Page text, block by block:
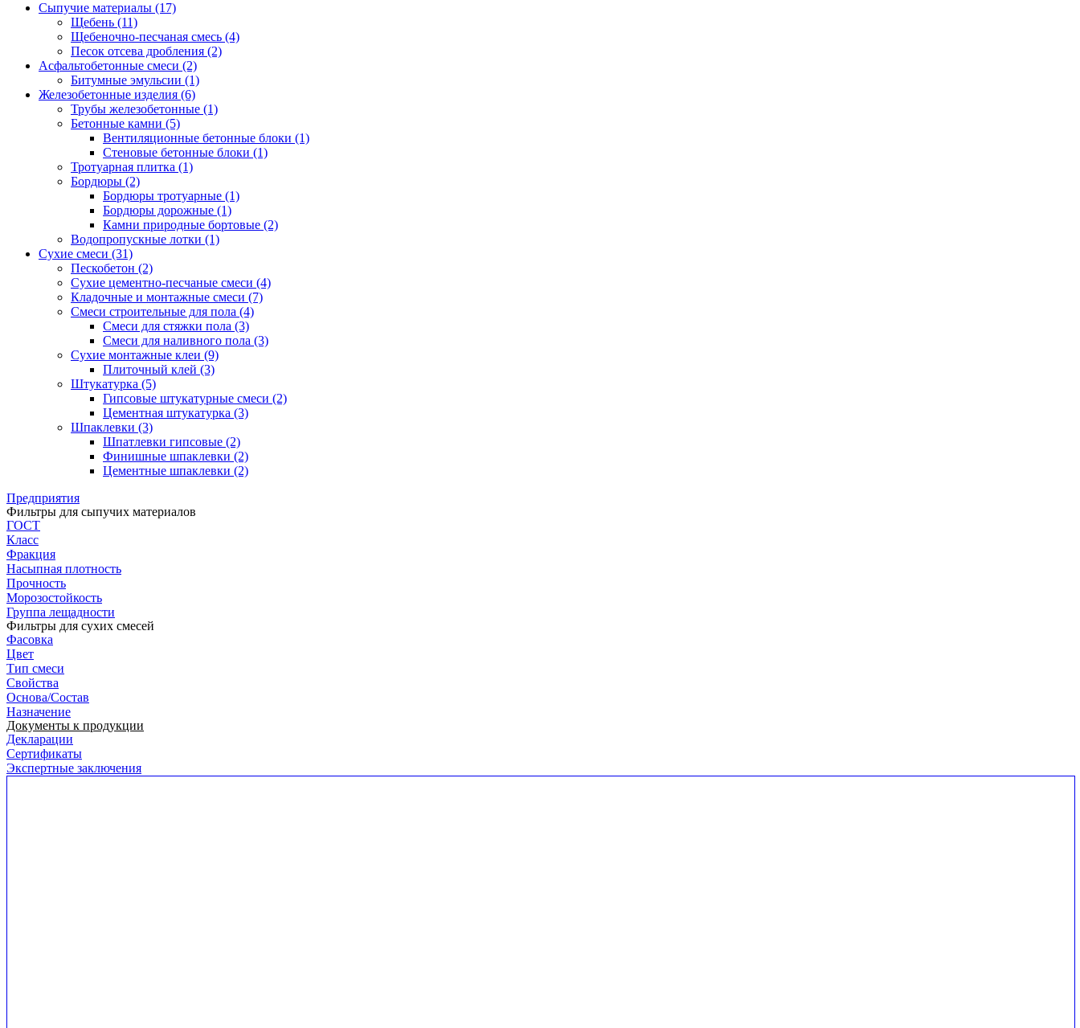
Сыпучие материалы (17)
Щебень (11)
Щебеночно-песчаная смесь (4)
Песок отсева дробления (2)
Асфальтобетонные смеси (2)
Битумные эмульсии (1)
Железобетонные изделия (6)
Трубы железобетонные (1)
Бетонные камни (5)
Вентиляционные бетонные блоки (1)
Стеновые бетонные блоки (1)
Тротуарная плитка (1)
Бордюры (2)
Бордюры тротуарные (1)
Бордюры дорожные (1)
Камни природные бортовые (2)
Водопропускные лотки (1)
Сухие смеси (31)
Пескобетон (2)
Сухие цементно-песчаные смеси (4)
Кладочные и монтажные смеси (7)
Смеси строительные для пола (4)
Смеси для стяжки пола (3)
Смеси для наливного пола (3)
Сухие монтажные клеи (9)
Плиточный клей (3)
Штукатурка (5)
Гипсовые штукатурные смеси (2)
Цементная штукатурка (3)
Шпаклевки (3)
Шпатлевки гипсовые (2)
Финишные шпаклевки (2)
Цементные шпаклевки (2)
Предприятия
Фильтры для сыпучих материалов
ГОСТ
Класс
Фракция
Насыпная плотность
Прочность
Морозостойкость
Группа лещадности
Фильтры для сухих смесей
Фасовка
Цвет
Тип смеси
Свойства
Основа/Состав
Назначение
Документы к продукции
Декларации
Сертификаты
Экспертные заключения